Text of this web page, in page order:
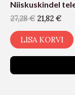
Niiskuskindel
27,28€ 21,82 €
LISA KORVI